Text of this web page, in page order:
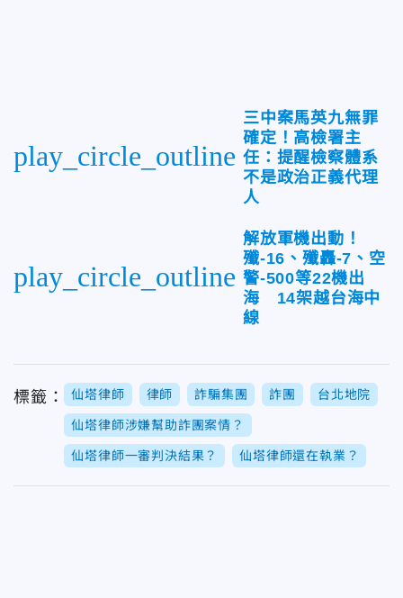
play_circle_outline
三中案馬英九無罪
確定！高檢署主
任：提醒檢察體系
不是政治正義代理
人
play_circle_outline
解放軍機出動！
殲-16、殲轟-7、空
警-500等22機出
海 14架越台海中
線
標籤： 仙塔律師 律師 詐騙集團 詐團 台北地院
仙塔律師涉嫌幫助詐團案情？
仙塔律師一審判決結果？ 仙塔律師還在執業？